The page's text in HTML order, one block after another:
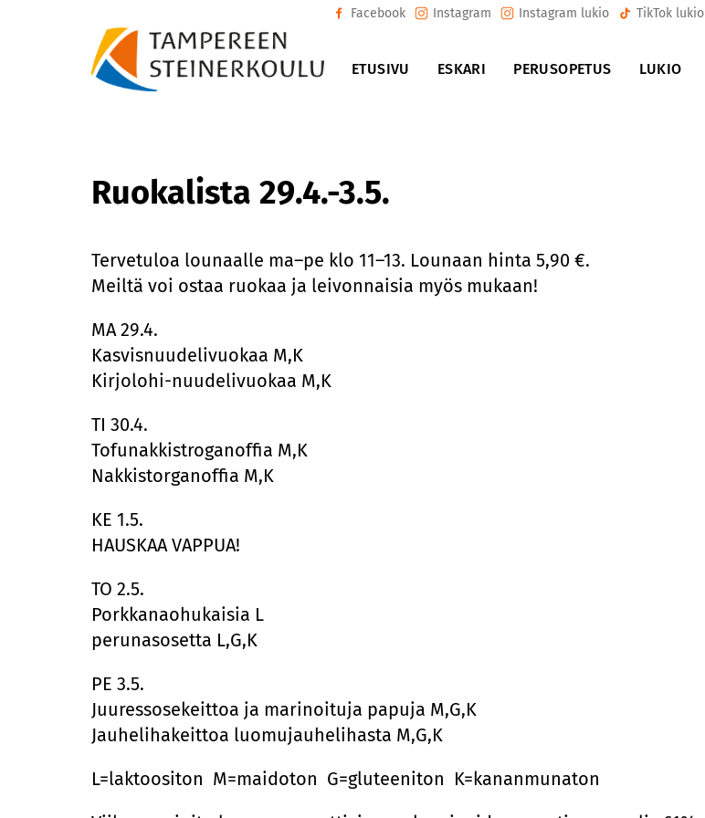
Facebook Instagram Instagram lukio TikTok lukio
ETUSIVU ESKARI PERUSOPETUS LUKIO
Ruokalista 29.4.-3.5.
Tervetuloa lounaalle ma–pe klo 11–13. Lounaan hinta 5,90 €.
Meiltä voi ostaa ruokaa ja leivonnaisia myös mukaan!
MA 29.4.
Kasvisnuudelivuokaa M,K
Kirjolohi-nuudelivuokaa M,K
TI 30.4.
Tofunakkistroganoffia M,K
Nakkistorganoffia M,K
KE 1.5.
HAUSKAA VAPPUA!
TO 2.5.
Porkkanaohukaisia L
perunasosetta L,G,K
PE 3.5.
Juuressosekeittoa ja marinoituja papuja M,G,K
Jauhelihakeittoa luomujauhelihasta M,G,K
L=laktoositon M=maidoton G=gluteeniton K=kananmunaton